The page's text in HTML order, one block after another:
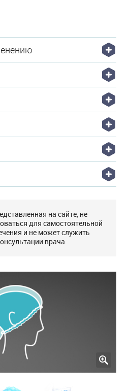
на сайте, не
для самостоятельной
и не может служить
врача.